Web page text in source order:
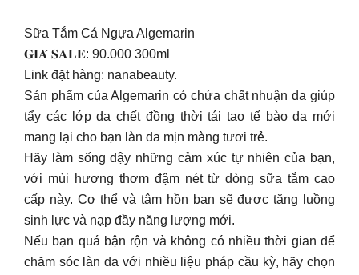
Sữa Tắm Cá Ngựa Algemarin
𝐆𝐈𝐀́ 𝐒𝐀𝐋𝐄: 90.000 300ml
Link đặt hàng: nanabeauty.
Sản phẩm của Algemarin có chứa chất nhuận da giúp
tẩy các lớp da chết đồng thời tái tạo tế bào da mới
mang lại cho bạn làn da mịn màng tươi trẻ.
Hãy làm sống dậy những cảm xúc tự nhiên của bạn,
với mùi hương thơm đậm nét từ dòng sữa tắm cao
cấp này. Cơ thể và tâm hồn bạn sẽ được tăng luồng
sinh lực và nạp đầy năng lượng mới.
Nếu bạn quá bận rộn và không có nhiều thời gian để
chăm sóc làn da với nhiều liệu pháp cầu kỳ, hãy chọn